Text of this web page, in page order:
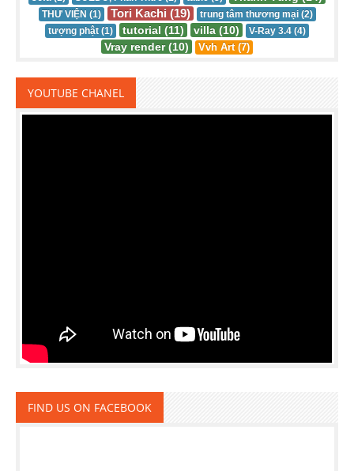
THƯ VIỆN (1) Tori Kachi (19)
trung tâm thương mại (2)
tượng phật (1)
tutorial (11) villa (10) V-Ray 3.4 (4)
Vray render (10) Vvh Art (7)
YOUTUBE CHANEL
FIND US ON FACEBOOK